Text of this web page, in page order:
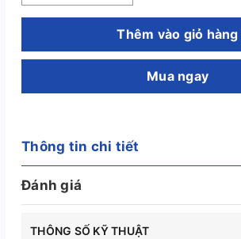
Thêm vào giỏ hàng
Mua ngay
Thông tin chi tiết
Đánh giá
THÔNG SỐ KỸ THUẬT